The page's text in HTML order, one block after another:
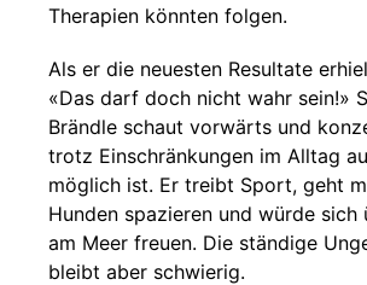
Therapien könnten folgen.
Als er die neuesten Resultate
«Das darf doch nicht wahr sein!»
Brändle schaut vorwärts und
trotz Einschränkungen im Alltag
möglich ist. Er treibt Sport, geht
Hunden spazieren und würde sich
am Meer freuen. Die ständige
bleibt aber schwierig.